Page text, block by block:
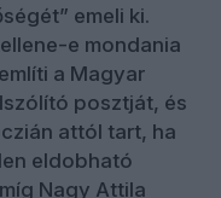
emeli ki.
e mondania
a Magyar
posztját, és
attól tart, ha
eldobható
Nagy Attila